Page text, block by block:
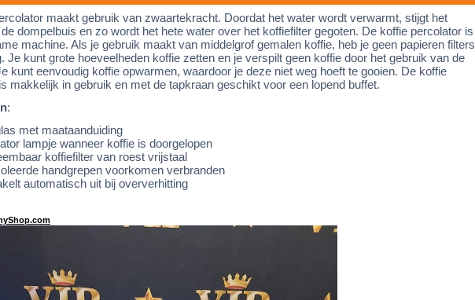
maakt gebruik van zwaartekracht. Doordat het water wordt verwarmt, stijgt het
dompelbuis en zo wordt het hete water over het koffiefilter gegoten. De koffie percolator is
machine. Als je gebruik maakt van middelgrof gemalen koffie, heb je geen papieren filters
Je kunt grote hoeveelheden koffie zetten en je verspilt geen koffie door het gebruik van de
kunt eenvoudig koffie opwarmen, waardoor je deze niet weg hoeft te gooien. De koffie
makkelijk in gebruik en met de tapkraan geschikt voor een lopend buffet.
:
met maataanduiding
lampje wanneer koffie is doorgelopen
koffiefilter van roest vrijstaal
handgrepen voorkomen verbranden
automatisch uit bij oververhitting